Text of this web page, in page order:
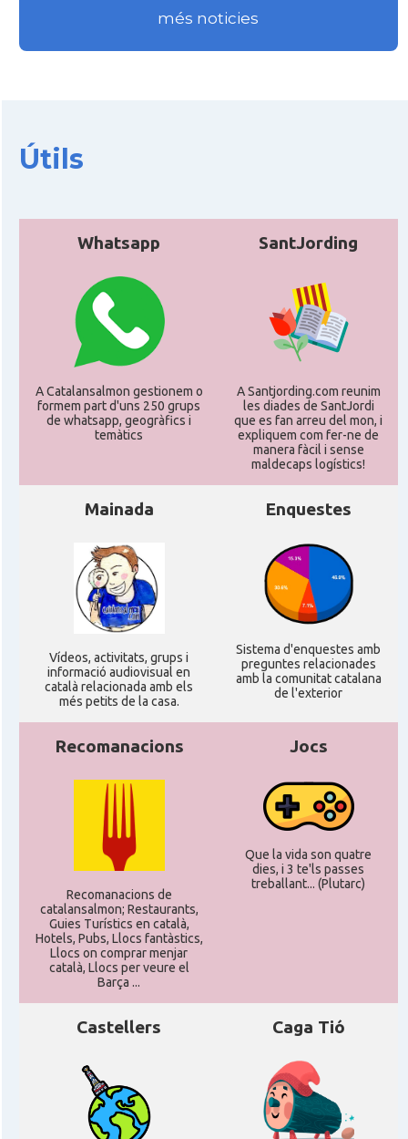
més noticies
Útils
Whatsapp
A Catalansalmon gestionem o
formem part d'uns 250 grups
de whatsapp, geogràfics i
temàtics
SantJording
A Santjording.com reunim
les diades de SantJordi
que es fan arreu del mon, i
expliquem com fer-ne de
manera fàcil i sense
maldecaps logí­stics!
Mainada
Ví­deos, activitats, grups i
informació audiovisual en
català relacionada amb els
més petits de la casa.
Enquestes
Sistema d'enquestes amb
preguntes relacionades
amb la comunitat catalana
de l'exterior
Recomanacions
Recomanacions de
catalansalmon; Restaurants,
Guies Turístics en català,
Hotels, Pubs, Llocs fantàstics,
Llocs on comprar menjar
català, Llocs per veure el
Barça ...
Jocs
Que la vida son quatre
dies, i 3 te'ls passes
treballant... (Plutarc)
Castellers Caga Tió